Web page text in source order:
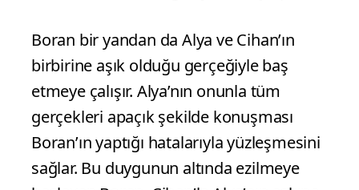
Boran bir yandan da Alya ve Cihan’ın
birbirine aşık olduğu gerçeğiyle baş
etmeye çalışır. Alya’nın onunla tüm
gerçekleri apaçık şekilde konuşması
Boran’ın yaptığı hatalarıyla yüzleşmesini
sağlar. Bu duygunun altında ezilmeye